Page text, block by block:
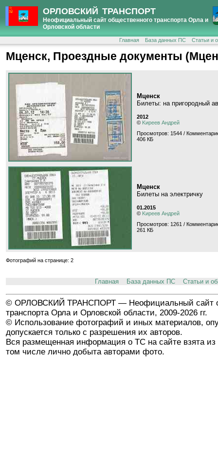
ОРЛОВСКИЙ ТРАНСПОРТ
Неофициальный сайт общественного транспорта Орла и
Орловской области
Главная База данных ПС Статьи и
Мценск, Проездные документы
Мценск
Билеты: на пригородный
2012
© Kиpeeв Aндpeй
Просмотров: 1544 /
406 КБ
Мценск
Билеты на электричку
01.2015
© Kиpeeв Aндpeй
Просмотров: 1261 /
261 КБ
Фотографий на странице: 2
Главная База данных ПС Статьи и
© ОРЛОВСКИЙ ТРАНСПОРТ — Неофициальный сайт
транспорта Орла и Орловской области, 2009-2026 гг.
© Использование фотографий и иных материалов,
допускается только с разрешения их авторов.
Вся размещенная информация о ТС на сайте взята из
том числе лично добыта авторами фото.